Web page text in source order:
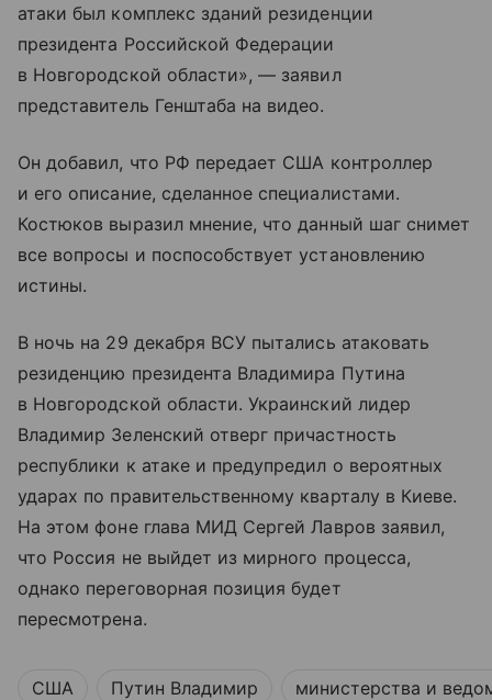
атаки был комплекс зданий резиденции
президента Российской Федерации
в Новгородской области», — заявил
представитель Генштаба на видео.
Он добавил, что РФ передает США контроллер
и его описание, сделанное специалистами.
Костюков выразил мнение, что данный шаг снимет
все вопросы и поспособствует установлению
истины.
В ночь на 29 декабря ВСУ пытались атаковать
резиденцию президента Владимира Путина
в Новгородской области. Украинский лидер
Владимир Зеленский отверг причастность
республики к атаке и предупредил о вероятных
ударах по правительственному кварталу в Киеве.
На этом фоне глава МИД Сергей Лавров заявил,
что Россия не выйдет из мирного процесса,
однако переговорная позиция будет
пересмотрена.
США Путин Владимир министерства и